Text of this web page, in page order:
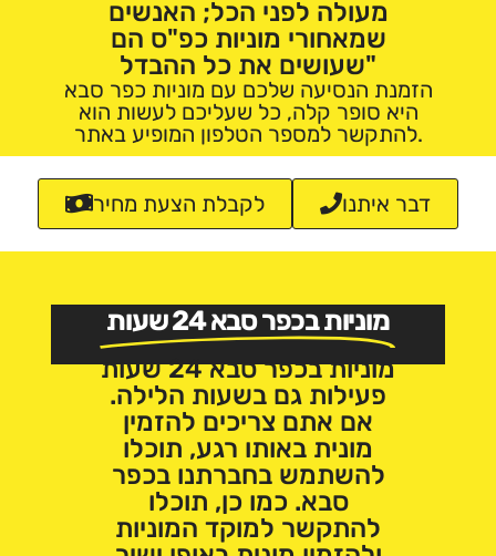
מעולה לפני הכל; האנשים
שמאחורי מוניות כפ"ס הם
שעושים את כל ההבדל"
הזמנת הנסיעה שלכם עם מוניות כפר סבא
היא סופר קלה, כל שעליכם לעשות הוא
להתקשר למספר הטלפון המופיע באתר.
לקבלת הצעת מחיר דבר איתנו
מוניות בכפר סבא 24 שעות
מוניות בכפר סבא 24 שעות
פעילות גם בשעות הלילה.
אם אתם צריכים להזמין
מונית באותו רגע, תוכלו
להשתמש בחברתנו בכפר
סבא. כמו כן, תוכלו
להתקשר למוקד המוניות